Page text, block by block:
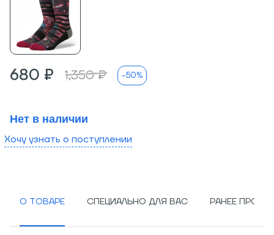
680 ₽ 1,350 ₽ -50%
Нет в наличии
Хочу узнать о поступлении
О ТОВАРЕ СПЕЦИАЛЬНО ДЛЯ ВАС РАНЕЕ